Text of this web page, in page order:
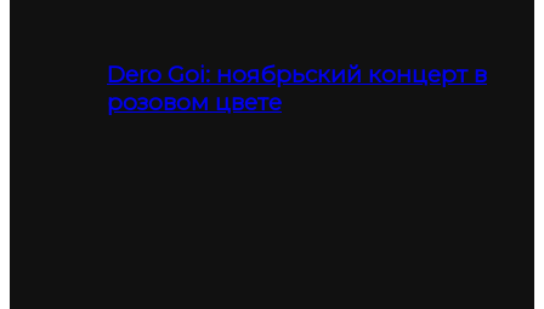
Dero Goi: ноябрьский концерт в
розовом цвете